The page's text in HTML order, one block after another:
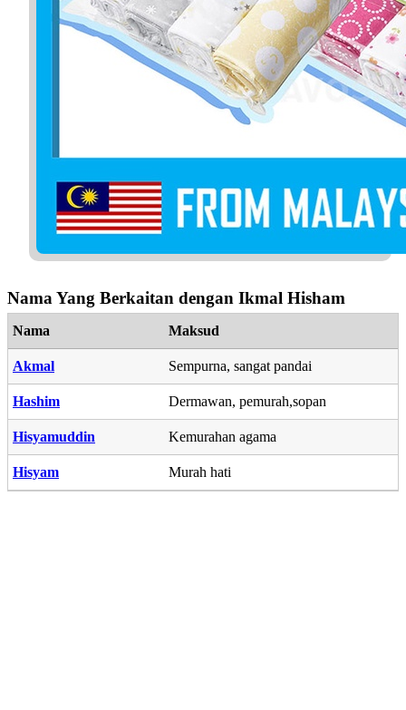
Nama Yang Berkaitan dengan Ikmal Hisham
Nama Maksud
Akmal Sempurna, sangat pandai
Hashim Dermawan, pemurah,sopan
Hisyamuddin Kemurahan agama
Hisyam Murah hati